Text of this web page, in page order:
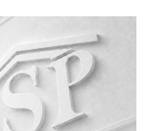
të qeverisë, drejtuesve
si dhe i disa kryetarëve
të tjerë të rëndësishëm
konfliktin e